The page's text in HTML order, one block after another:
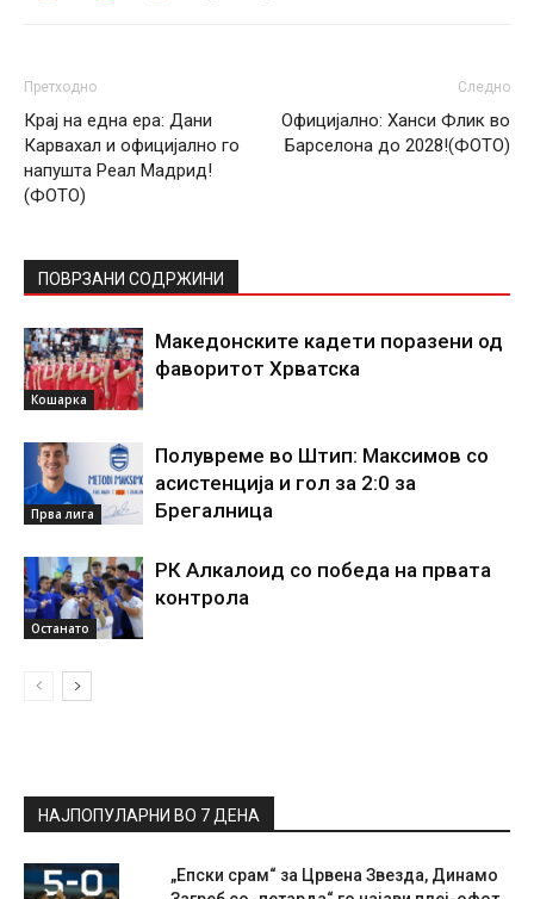
Претходно
Крај на една ера: Дани
Карвахал и официјално го
напушта Реал Мадрид!
(ФОТО)
Следно
Официјално: Ханси Флик во
Барселона до 2028!(ФОТО)
ПОВРЗАНИ СОДРЖИНИ
Кошарка
Македонските кадети поразени од
фаворитот Хрватска
Прва лига
Полувреме во Штип: Максимов со
асистенција и гол за 2:0 за
Брегалница
Останато
РК Алкалоид со победа на првата
контрола
НАЈПОПУЛАРНИ ВО 7 ДЕНА
„Епски срам“ за Црвена Звезда, Динамо